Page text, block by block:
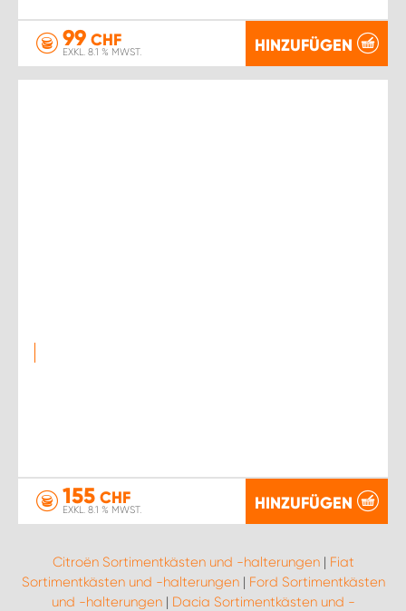
99 CHF
EXKL. 8.1 % MWST. HINZUFÜGEN
155 CHF
EXKL. 8.1 % MWST. HINZUFÜGEN
Citroën Sortimentkästen und -halterungen| Fiat
Sortimentkästen und -halterungen| Ford Sortimentkästen
und -halterungen| Dacia Sortimentkästen und -